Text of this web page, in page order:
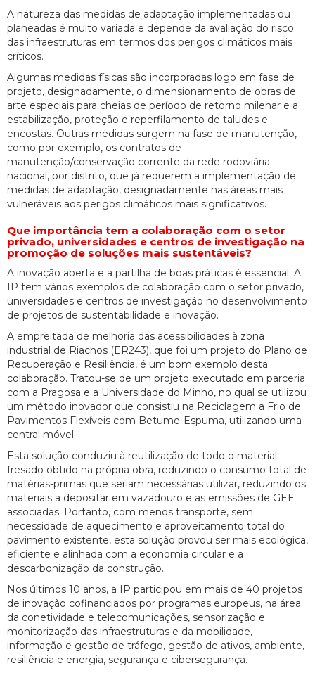
A natureza das medidas de adaptação implementadas ou
planeadas é muito variada e depende da avaliação do risco
das infraestruturas em termos dos perigos climáticos mais
críticos.
Algumas medidas físicas são incorporadas logo em fase de
projeto, designadamente, o dimensionamento de obras de
arte especiais para cheias de período de retorno milenar e a
estabilização, proteção e reperfilamento de taludes e
encostas. Outras medidas surgem na fase de manutenção,
como por exemplo, os contratos de
manutenção/conservação corrente da rede rodoviária
nacional, por distrito, que já requerem a implementação de
medidas de adaptação, designadamente nas áreas mais
vulneráveis aos perigos climáticos mais significativos.
Que importância tem a colaboração com o setor
privado, universidades e centros de investigação na
promoção de soluções mais sustentáveis?
A inovação aberta e a partilha de boas práticas é essencial. A
IP tem vários exemplos de colaboração com o setor privado,
universidades e centros de investigação no desenvolvimento
de projetos de sustentabilidade e inovação.
A empreitada de melhoria das acessibilidades à zona
industrial de Riachos (ER243), que foi um projeto do Plano de
Recuperação e Resiliência, é um bom exemplo desta
colaboração. Tratou-se de um projeto executado em parceria
com a Pragosa e a Universidade do Minho, no qual se utilizou
um método inovador que consistiu na Reciclagem a Frio de
Pavimentos Flexíveis com Betume-Espuma, utilizando uma
central móvel.
Esta solução conduziu à reutilização de todo o material
fresado obtido na própria obra, reduzindo o consumo total de
matérias-primas que seriam necessárias utilizar, reduzindo os
materiais a depositar em vazadouro e as emissões de GEE
associadas. Portanto, com menos transporte, sem
necessidade de aquecimento e aproveitamento total do
pavimento existente, esta solução provou ser mais ecológica,
eficiente e alinhada com a economia circular e a
descarbonização da construção.
Nos últimos 10 anos, a IP participou em mais de 40 projetos
de inovação cofinanciados por programas europeus, na área
da conetividade e telecomunicações, sensorização e
monitorização das infraestruturas e da mobilidade,
informação e gestão de tráfego, gestão de ativos, ambiente,
resiliência e energia, segurança e cibersegurança.